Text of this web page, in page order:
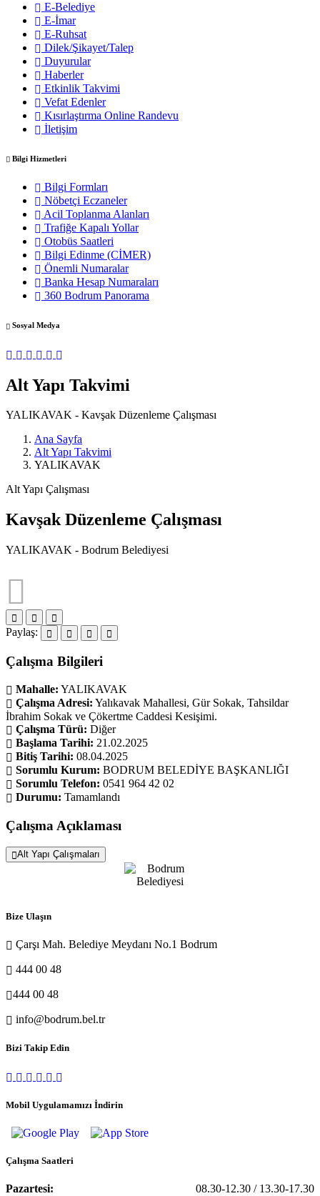
E-Belediye
E-İmar
E-Ruhsat
Dilek/Şikayet/Talep
Duyurular
Haberler
Etkinlik Takvimi
Vefat Edenler
Kısırlaştırma Online Randevu
İletişim
Bilgi Hizmetleri
Bilgi Formları
Nöbetçi Eczaneler
Acil Toplanma Alanları
Trafiğe Kapalı Yollar
Otobüs Saatleri
Bilgi Edinme (CİMER)
Önemli Numaralar
Banka Hesap Numaraları
360 Bodrum Panorama
Sosyal Medya
Alt Yapı Takvimi
YALIKAVAK - Kavşak Düzenleme Çalışması
Ana Sayfa
Alt Yapı Takvimi
YALIKAVAK
Alt Yapı Çalışması
Kavşak Düzenleme Çalışması
YALIKAVAK - Bodrum Belediyesi
Paylaş:
Çalışma Bilgileri
Mahalle: YALIKAVAK
Çalışma Adresi: Yalıkavak Mahallesi, Gür Sokak, Tahsildar
İbrahim Sokak ve Çökertme Caddesi Kesişimi.
Çalışma Türü: Diğer
Başlama Tarihi: 21.02.2025
Bitiş Tarihi: 08.04.2025
Sorumlu Kurum: BODRUM BELEDİYE BAŞKANLIĞI
Sorumlu Telefon: 0541 964 42 02
Durumu: Tamamlandı
Çalışma Açıklaması
Alt Yapı Çalışmaları
Bize Ulaşın
Çarşı Mah. Belediye Meydanı No.1 Bodrum
444 00 48
444 00 48
info@bodrum.bel.tr
Bizi Takip Edin
Mobil Uygulamamızı İndirin
Çalışma Saatleri
Pazartesi: 08.30-12.30 / 13.30-17.30